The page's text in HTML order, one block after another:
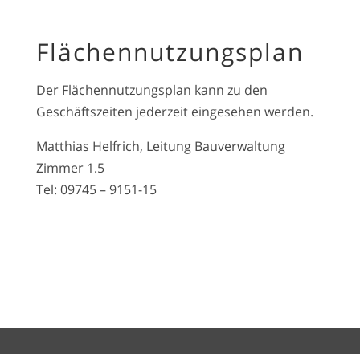
Flächennutzungsplan
Der Flächennutzungsplan kann zu den
Geschäftszeiten jederzeit eingesehen werden.
Matthias Helfrich, Leitung Bauverwaltung
Zimmer 1.5
Tel: 09745 – 9151-15